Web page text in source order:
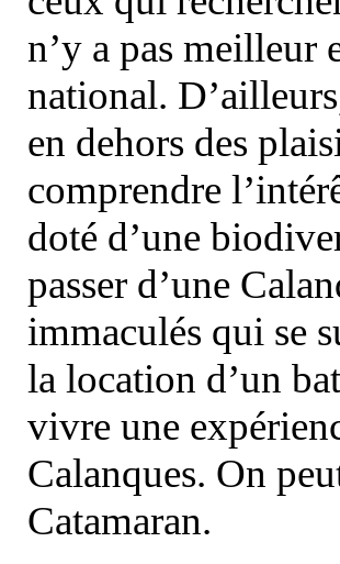
n’y a pas meilleur
national.
en dehors des
comprendre
doté d’une
passer d’une
immaculés qui se
la location d’un
vivre une
Calanques. On
Catamaran.